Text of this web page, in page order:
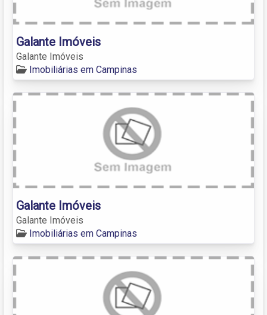
Galante Imóveis
Galante Imóveis
Imobiliárias em Campinas
Galante Imóveis
Galante Imóveis
Imobiliárias em Campinas